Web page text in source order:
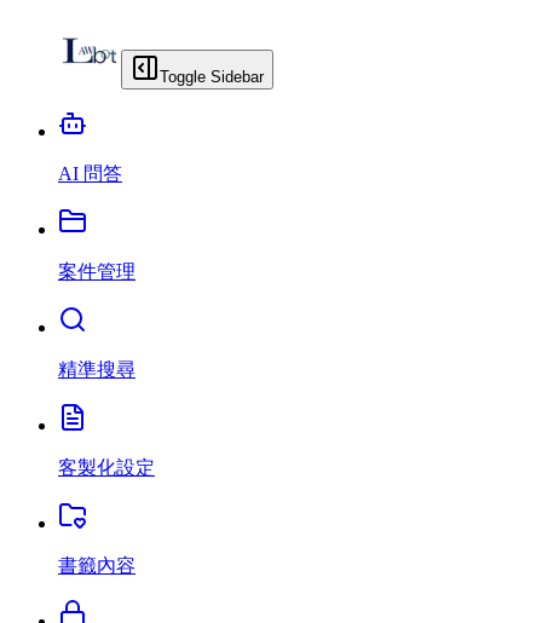
Toggle Sidebar
AI 問答
案件管理
精準搜尋
客製化設定
書籤內容